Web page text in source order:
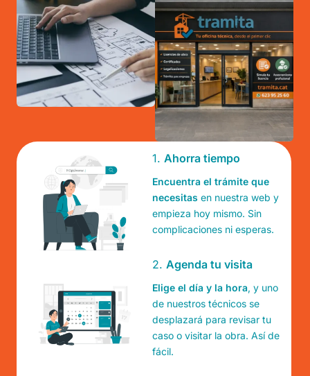
1. Ahorra tiempo
Encuentra el trámite que
necesitas en nuestra web y
empieza hoy mismo. Sin
complicaciones ni esperas.
2. Agenda tu visita
Elige el día y la hora, y uno
de nuestros técnicos se
desplazará para revisar tu
caso o visitar la obra. Así de
fácil.